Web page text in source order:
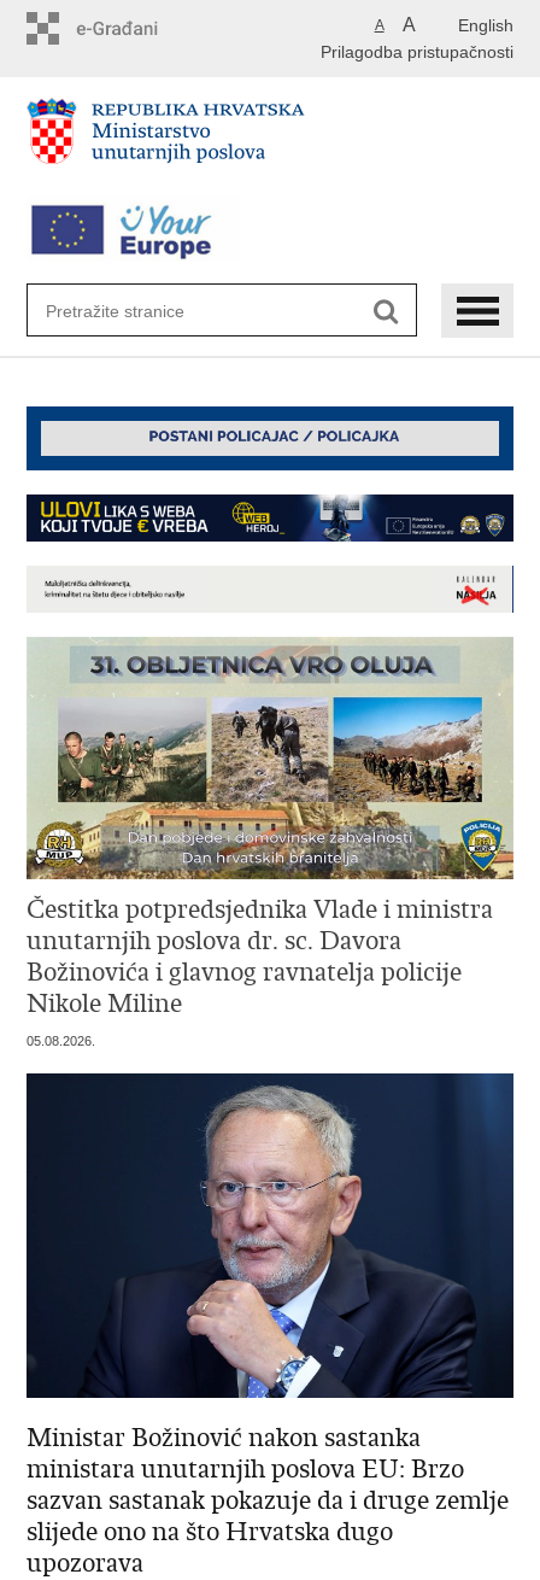
English
A A
Prilagodba pristupačnosti
Čestitka potpredsjednika Vlade i ministra
unutarnjih poslova dr. sc. Davora
Božinovića i glavnog ravnatelja policije
Nikole Miline
05.08.2026.
Ministar Božinović nakon sastanka
ministara unutarnjih poslova EU: Brzo
sazvan sastanak pokazuje da i druge zemlje
slijede ono na što Hrvatska dugo
upozorava